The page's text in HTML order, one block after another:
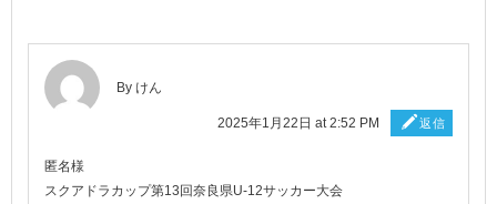
By けん
2025年1月22日 at 2:52 PM 返信
匿名様
スクアドラカップ第13回奈良県U-12サッカー大会